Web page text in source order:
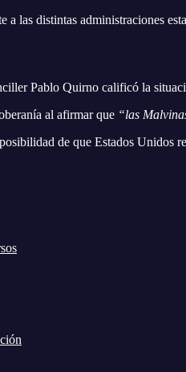
las distintas administraciones
Pablo Quirno calificó la
al afirmar que “las
de que Estados